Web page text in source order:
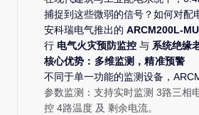
捕捉到这些微弱的信号？如何对配
安科瑞电气推出的 ARCM200L-
行 电气火灾预防监控与 系统绝缘
核心优势：多维监测，精准预警
不同于单一功能的监测设备，
参数监测 ：支持实时监测 3路三相
控 4路温度及 剩余电流。